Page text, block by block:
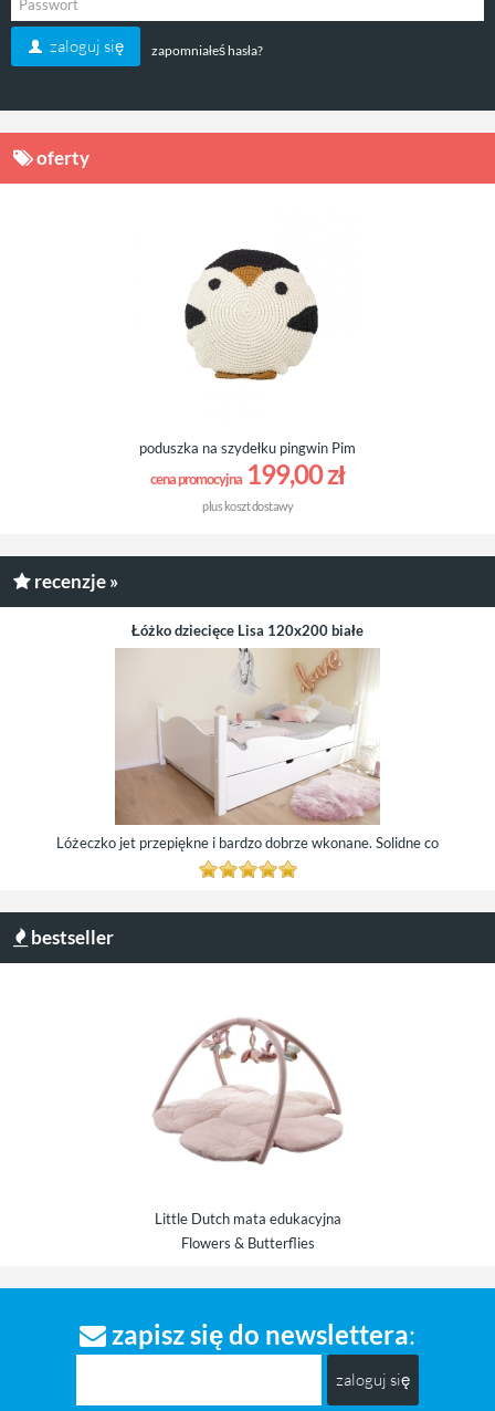
zaloguj się zapomniałeś hasła?
oferty
poduszka na szydełku pingwin Pim
cena promocyjna 199,00 zł
pluskoszt dostawy
recenzje »
Łóżko dziecięce Lisa 120x200 białe
Lóżeczko jet przepiękne i bardzo dobrze wkonane. Solidne co
bestseller
Little Dutch mata edukacyjna
Flowers & Butterflies
zapisz się do newslettera
zaloguj się